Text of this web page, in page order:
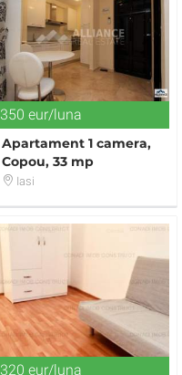
350 eur/luna
Apartament 1 camera,
Copou, 33 mp
Iasi
320 eur/luna